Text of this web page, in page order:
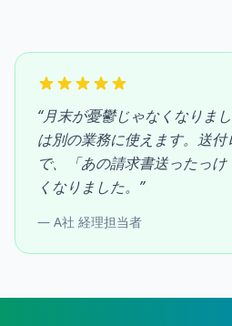
“月末が憂鬱じゃなくなりま
は別の業務に使えます。送
で、「あの請求書送ったっ
くなりました。 ”
― A社 経理担当者